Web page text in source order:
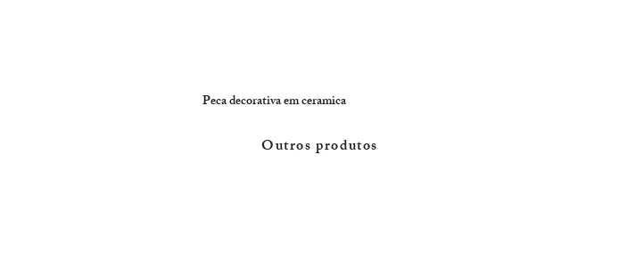
Peca decorativa em ceramica
Outros produtos